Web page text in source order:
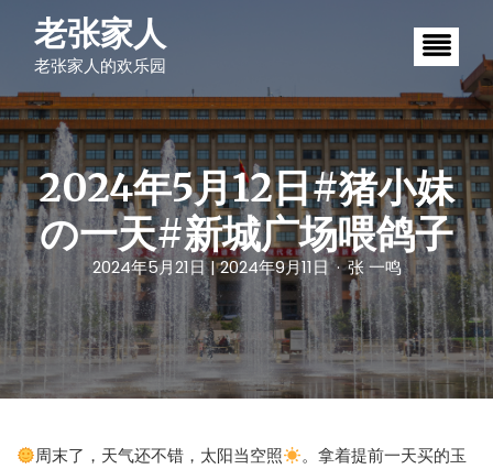
o
c
o
n
t
e
n
老张家人
老张家人的欢乐园
2024年5月12日#猪小妹
の一天#新城广场喂鸽子
2024年5月21日 | 2024年9月11日 张 一鸣
周末了，天气还不错，太阳当空照
。拿着提前一天买的玉